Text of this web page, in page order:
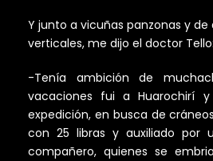
Y junto a vicuñas panzonas y
verticales, me dijo el doctor Tello:
-Tenía ambición de
vacaciones fui a Huarochirí
expedición, en busca de
con 25 libras y auxiliado por
compañero, quienes se